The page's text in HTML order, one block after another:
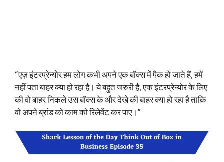
“एज़ इंटरप्रेन्योर हम लोग कभी अपने एक बॉक्स में पैक हो जाते हैं, हमें
नहीं पता बाहर क्या हो रहा है। ये बहुत जरुरी है, एक इंटरप्रेन्योर के लिए
की वो बाहर निकले उस बॉक्स के और देखे की बाहर क्या हो रहा है ताकि
वो अपने ब्रांड को काम को रिलेवेंट कर पाए।”